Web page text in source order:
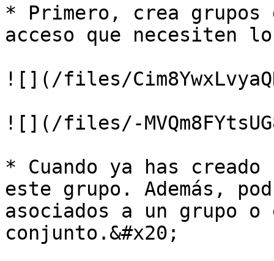
* Primero, crea grupos
acceso que necesiten
![](/files/
![](/files/-
* Cuando ya has
este grupo. Además,
asociados a un grupo
conjunto.&#x20;